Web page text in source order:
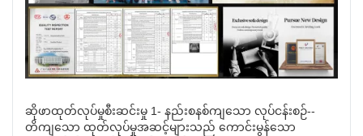
ဆိုဖာထုတ်လုပ်မှုစီးဆင်းမှု 1- နည်းစနစ်ကျသော လုပ်ငန်းစဉ်--
တိကျသော ထုတ်လုပ်မှုအဆင့်များသည် ကောင်းမွန်သော